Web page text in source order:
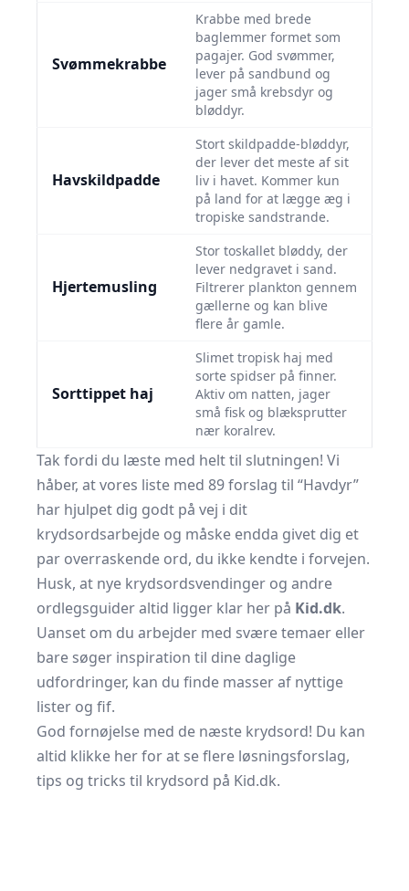
Svømmekrabbe
Krabbe med brede
baglemmer formet som
pagajer. God svømmer,
lever på sandbund og
jager små krebsdyr og
bløddyr.
Havskildpadde
Stort skildpadde‐bløddyr,
der lever det meste af sit
liv i havet. Kommer kun
på land for at lægge æg i
tropiske sandstrande.
Hjertemusling
Stor toskallet bløddy, der
lever nedgravet i sand.
Filtrerer plankton gennem
gællerne og kan blive
flere år gamle.
Sorttippet haj
Slimet tropisk haj med
sorte spidser på finner.
Aktiv om natten, jager
små fisk og blæksprutter
nær koralrev.
Tak fordi du læste med helt til slutningen! Vi
håber, at vores liste med 89 forslag til “Havdyr”
har hjulpet dig godt på vej i dit
krydsordsarbejde og måske endda givet dig et
par overraskende ord, du ikke kendte i forvejen.
Husk, at nye krydsordsvendinger og andre
ordlegsguider altid ligger klar her på Kid.dk.
Uanset om du arbejder med svære temaer eller
bare søger inspiration til dine daglige
udfordringer, kan du finde masser af nyttige
lister og fif.
God fornøjelse med de næste krydsord! Du kan
altid klikke her for at se flere løsningsforslag,
tips og tricks til krydsord på Kid.dk.